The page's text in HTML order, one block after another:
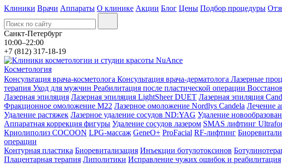
Клиники Врачи Аппараты О клинике Акции Блог Цены Подбор процедуры
Санкт-Петербург
10:00–22:00
+7 (812) 317-18-19
Косметология
Консультация врача-косметолога Консультация врача-дерматолога Лазерные
терапия Уход для мужчин Реабилитация после пластической операции
Лазерная эпиляция Лазерная эпиляция LightSheer DUET Лазерная эпиляция
Фракционное омоложение M22 Лазерное омоложение Nordlys Candela Лечение
Удаление растяжек Лазерное удаление сосудов ND:YAG Удаление
Аппаратная коррекция фигуры Удаление сосудов лазером SMAS лифтинг
Криолиполиз COCOON LPG-массаж GeneO+ ProFacial RF-лифтинг
операции
Контурная пластика Биоревитализация Инъекции ботулотоксинов
Плацентарная терапия Липолитики Исправление чужих ошибок и реабилитация